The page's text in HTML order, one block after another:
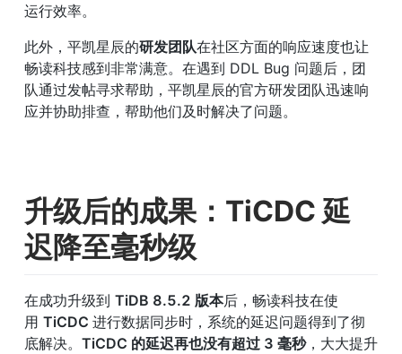
运行效率。
此外，平凯星辰的研发团队在社区方面的响应速度也让
畅读科技感到非常满意。在遇到 DDL Bug 问题后，团
队通过发帖寻求帮助，平凯星辰的官方研发团队迅速响
应并协助排查，帮助他们及时解决了问题。
升级后的成果：TiCDC 延
迟降至毫秒级
在成功升级到 TiDB 8.5.2 版本后，畅读科技在使
用 TiCDC 进行数据同步时，系统的延迟问题得到了彻
底解决。 TiCDC 的延迟再也没有超过 3 毫秒，大大提升